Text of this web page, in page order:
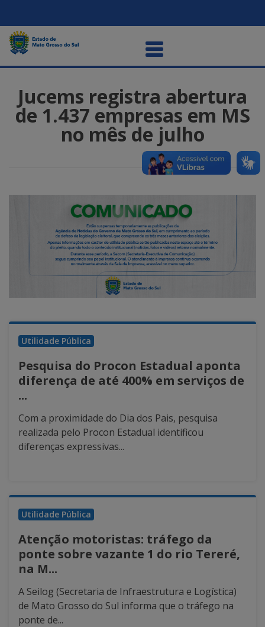
Jucems registra abertura
de 1.437 empresas em MS
no mês de julho
Utilidade Pública
Pesquisa do Procon Estadual aponta
diferença de até 400% em serviços de
...
Com a proximidade do Dia dos Pais, pesquisa
realizada pelo Procon Estadual identificou
diferenças expressivas...
Utilidade Pública
Atenção motoristas: tráfego da
ponte sobre vazante 1 do rio Tereré,
na M...
A Seilog (Secretaria de Infraestrutura e Logística)
de Mato Grosso do Sul informa que o tráfego na
ponte de...